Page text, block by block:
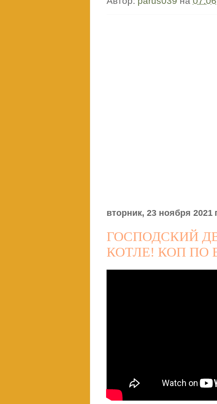
вторник, 23 ноября 2021
ГОСПОДСКИЙ
КОТЛЕ! КОП ПО